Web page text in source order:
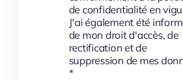
de confidentialité en
J'ai également été
de mon droit d'accès, de
rectification et de
suppression de mes
*